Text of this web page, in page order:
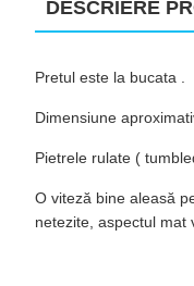
DESCRIERE
Pretul este la bucata .
Dimensiune
Pietrele rulate (
O viteză bine aleasă
netezite, aspectul mat